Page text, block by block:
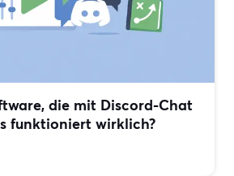
die mit Discord-Chat
funktioniert wirklich?